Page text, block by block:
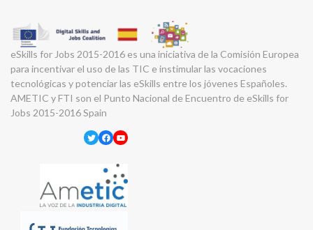
eSkills for Jobs 2015-2016 es una iniciativa de la Comisión Europea
para incentivar el uso de las TIC e instimular las vocaciones
tecnológicas y potenciar las eSkills entre los jóvenes Españoles.
AMETIC y FTI son el Punto Nacional de Encuentro de eSkills for
Jobs 2015-2016 Spain
Twitter
Facebook
YouTube